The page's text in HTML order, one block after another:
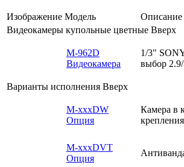
Изображение Модель
Описание
Видеокамеры купольные цветные Вверх
M-962D
Видеокамера
1/3"
выбор
Варианты исполнения Вверх
M-xxxDW
Опция
Камера в
крепления
M-xxxDVT
Опция